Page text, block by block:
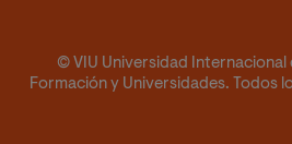
© VIU Universidad Internacional
Formación y Universidades. Todos